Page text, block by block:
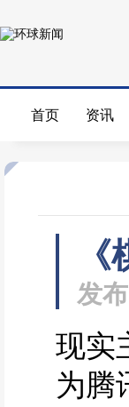
首页 资讯
发
现实
为腾